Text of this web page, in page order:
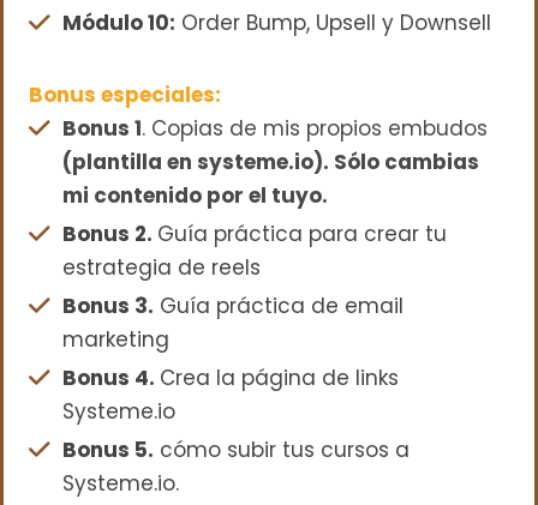
Módulo 10: Order Bump, Upsell y Downsell
Bonus especiales:
Bonus 1. Copias de mis propios embudos
(plantilla en systeme.io). Sólo cambias
mi contenido por el tuyo.
Bonus 2. Guía práctica para crear tu
estrategia de reels
Bonus 3. Guía práctica de email
marketing
Bonus 4. Crea la página de links
Systeme.io
Bonus 5. cómo subir tus cursos a
Systeme.io.